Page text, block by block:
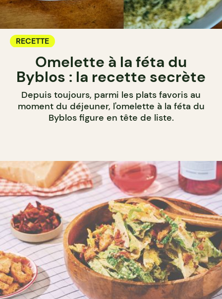
RECETTE
Omelette à la féta du
Byblos : la recette secrète
Depuis toujours, parmi les plats favoris au
moment du déjeuner, l'omelette à la féta du
Byblos figure en tête de liste.